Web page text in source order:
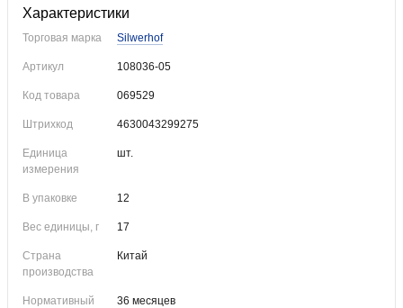
Характеристики
Торговая марка Silwerhof
Артикул 108036-05
Код товара 069529
Штрихкод 4630043299275
Единица
измерения
шт.
В упаковке 12
Вес единицы, г 17
Страна
производства
Китай
Нормативный
36 месяцев